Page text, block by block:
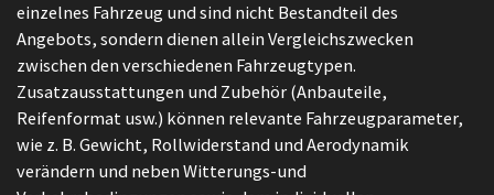
einzelnes Fahrzeug und sind nicht Bestandteil des
Angebots, sondern dienen allein Vergleichszwecken
zwischen den verschiedenen Fahrzeugtypen.
Zusatzausstattungen und Zubehör (Anbauteile,
Reifenformat usw.) können relevante Fahrzeugparameter,
wie z. B. Gewicht, Rollwiderstand und Aerodynamik
verändern und neben Witterungs-und